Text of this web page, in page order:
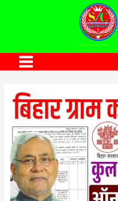
SARKARI CENTER
www.sarkaricenter.com
Main